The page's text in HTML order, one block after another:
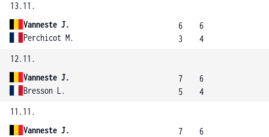
13.11.
Vanneste J.
Perchicot M.
6
3
6
4
12.11.
Vanneste J.
Bresson L.
7
5
6
4
11.11.
Vanneste J.
7
6